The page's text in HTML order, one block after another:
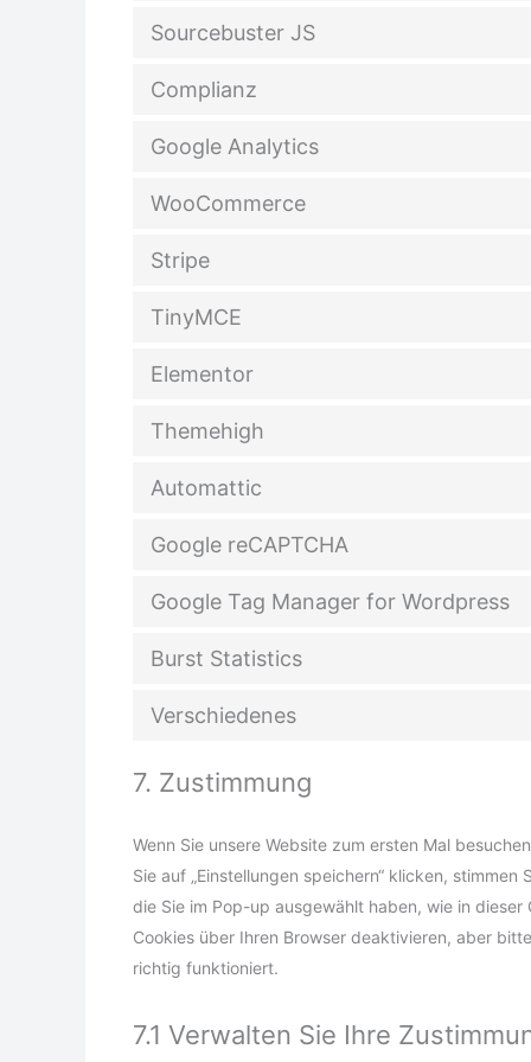
Sourcebuster JS
Complianz
Google Analytics
WooCommerce
Stripe
TinyMCE
Elementor
Themehigh
Automattic
Google reCAPTCHA
Google Tag Manager for Wordpress
Burst Statistics
Verschiedenes
7. Zustimmung
Wenn Sie unsere Website zum ersten Mal
Sie auf „Einstellungen speichern“ klicken,
die Sie im Pop-up ausgewählt haben, wie in
Cookies über Ihren Browser deaktivieren, aber
richtig funktioniert.
7.1 Verwalten Sie Ihre